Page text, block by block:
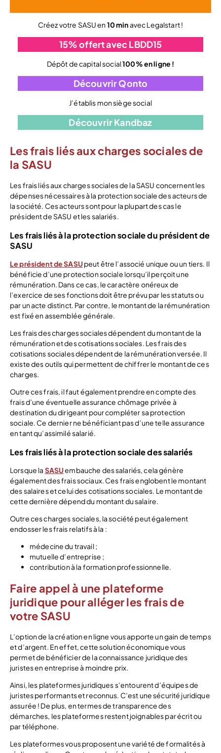
Créez votre SASU en10 minavec Legalstart !
15% offert avec LBDD15
Dépôt de capital social100% en ligne !
Découvrir Qonto
J’établis mon siège social
Découvrir Kandbaz
Les frais liés aux charges sociales de
la SASU
Les frais liés aux charges sociales de la SASU concernent les
dépenses nécessaires à la protection sociale des acteurs de
la société. Ces acteurs sont pour la plupart des cas le
président de SASU et les salariés.
Les frais liés à la protection sociale du président de
SASU
Le président de SASUpeut être l’associé unique ou un tiers. Il
bénéficie d’une protection sociale lorsqu’il perçoit une
rémunération. Dans ce cas, le caractère onéreux de
l’exercice de ses fonctions doit être prévu par les statuts ou
par un acte distinct. Par contre, le montant de la rémunération
est fixé en assemblée générale.
Les frais des charges sociales dépendent du montant de la
rémunération et des cotisations sociales. Les frais des
cotisations sociales dépendent de la rémunération versée. Il
existe des outils qui permettent de chiffrer le montant de ces
charges.
Outre ces frais, il faut également prendre en compte des
frais d’une éventuelle assurance chômage privée à
destination du dirigeant pour compléter sa protection
sociale. Ce dernier ne bénéficiant pas d’une telle assurance
en tant qu’assimilé salarié.
Les frais liés à la protection sociale des salariés
Lorsque la SASUembauche des salariés, cela génère
également des frais sociaux. Ces frais englobent le montant
des salaires et celui des cotisations sociales. Le montant de
cette dernière dépend du montant du salaire.
Outre ces charges sociales, la société peut également
endosser les frais relatifs à la :
médecine du travail ;
mutuelle d’entreprise ;
contribution à la formation professionnelle.
Faire appel à une plateforme
juridique pour alléger les frais de
votre SASU
L’option de la création en ligne vous apporte un gain de temps
et d’argent. En effet, cette solution économique vous
permet de bénéficier de la connaissance juridique des
juristes en entreprise à moindre prix.
Ainsi, les plateformes juridiques s’entourent d’équipes de
juristes performants et reconnus. C’est une sécurité juridique
assurée ! De plus, en termes de transparence des
démarches, les plateformes restent joignables par écrit ou
par téléphone.
Les plateformes vous proposent une variété de formalités à